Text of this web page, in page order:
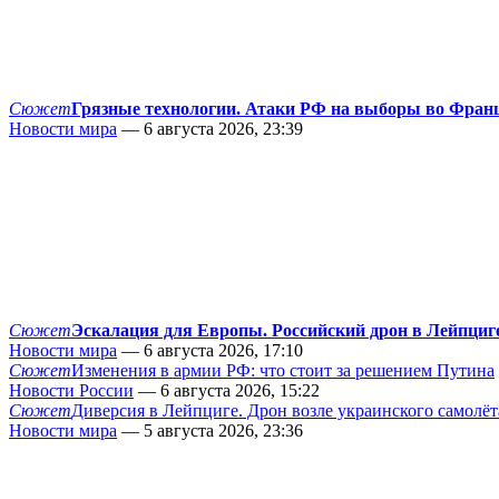
СюжетГрязные технологии. Атаки РФ на выборы во
Новости мира — 6 августа 2026, 23:39
СюжетЭскалация для Европы. Российский дрон в
Новости мира — 6 августа 2026, 17:10
СюжетИзменения в армии РФ: что стоит за решением Путина
Новости России — 6 августа 2026, 15:22
СюжетДиверсия в Лейпциге. Дрон возле украинского
Новости мира — 5 августа 2026, 23:36